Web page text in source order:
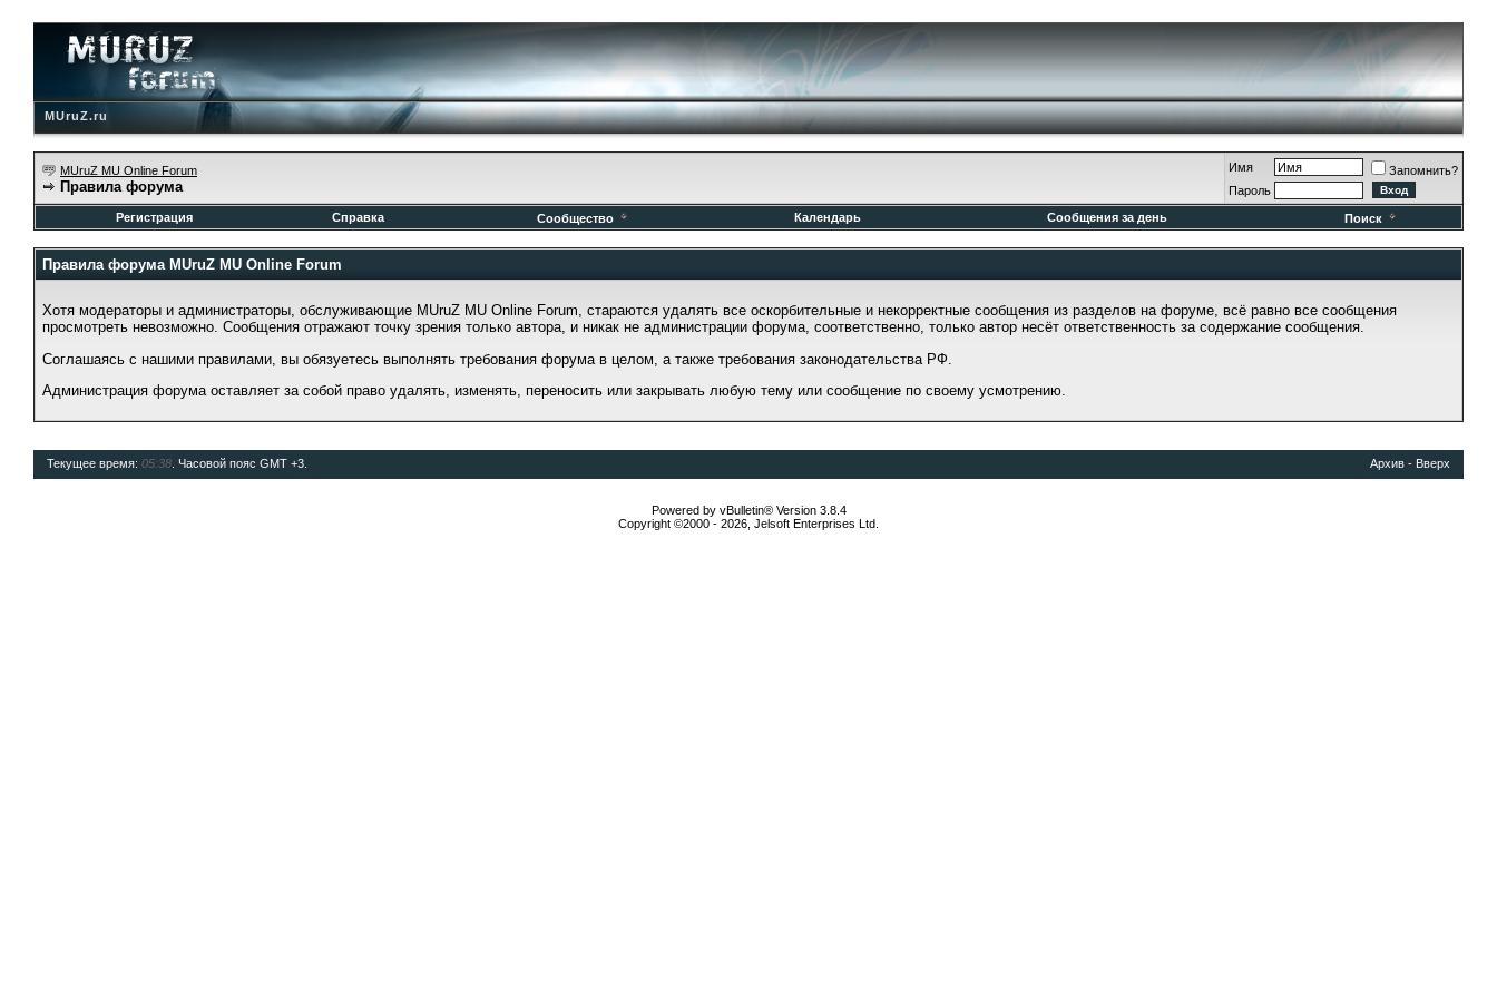
MUruZ.ru
MUruZ MU Online Forum
Правила форума
Имя
Запомнить?
Пароль
Регистрация
Справка Сообщество Календарь Сообщения за день Поиск
Правила форума MUruZ MU Online Forum
Хотя модераторы и администраторы, обслуживающие MUruZ MU Online Forum, стараются удалять все оскорбительные и некорректные сообщения из разделов на форуме, всё равно все сообщения
просмотреть невозможно. Сообщения отражают точку зрения только автора, и никак не администрации форума, соответственно, только автор несёт ответственность за содержание сообщения.
Соглашаясь с нашими правилами, вы обязуетесь выполнять требования форума в целом, а также требования законодательства РФ.
Администрация форума оставляет за собой право удалять, изменять, переносить или закрывать любую тему или сообщение по своему усмотрению.
Текущее время: 05:38 . Часовой пояс GMT +3. Архив - Вверх
Powered by vBulletin® Version 3.8.4
Copyright ©2000 - 2026, Jelsoft Enterprises Ltd.